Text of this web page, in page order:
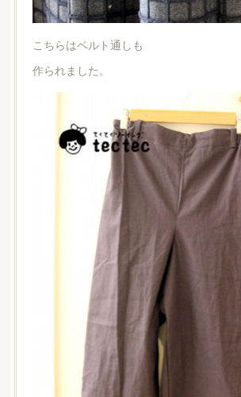
こちらはベルト通しも
作られました。